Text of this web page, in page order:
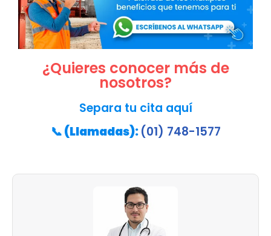
¿Quieres conocer más de
nosotros?
Separa tu cita aquí
📞(Llamadas):(01) 748-1577